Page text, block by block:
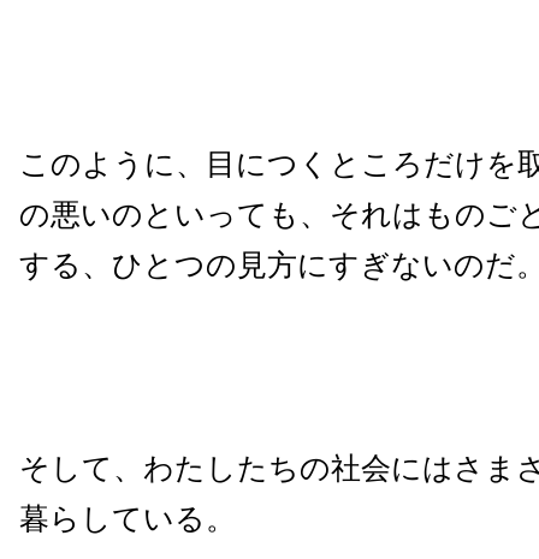
このように、目につくところだけを
の悪いのといっても、それはものご
する、ひとつの見方にすぎないのだ
そして、わたしたちの社会にはさま
暮らしている。